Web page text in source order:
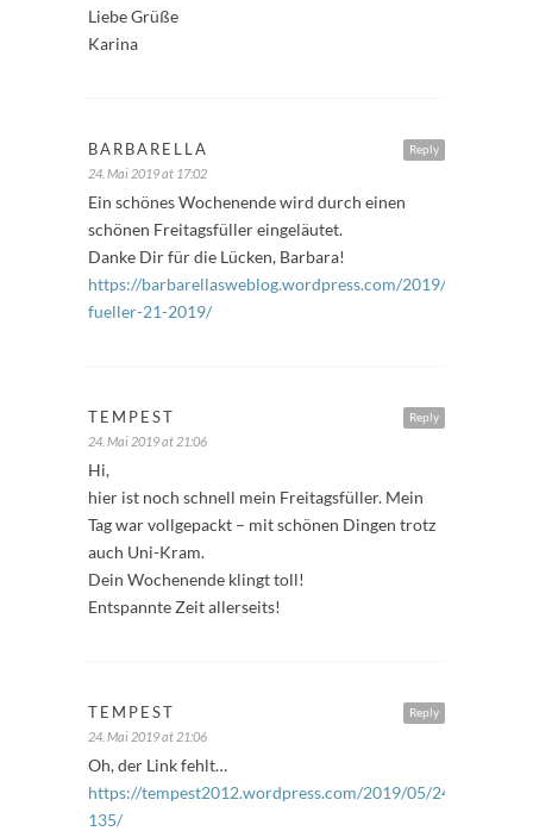
Liebe Grüße
Karina
Reply
BARBARELLA
24. Mai 2019 at 17:02
Ein schönes Wochenende wird durch einen
schönen Freitagsfüller eingeläutet.
Danke Dir für die Lücken, Barbara!
https://barbarellasweblog.wordpress.com/2019/05/24/
fueller-21-2019/
Reply
TEMPEST
24. Mai 2019 at 21:06
Hi,
hier ist noch schnell mein Freitagsfüller. Mein
Tag war vollgepackt – mit schönen Dingen trotz
auch Uni-Kram.
Dein Wochenende klingt toll!
Entspannte Zeit allerseits!
Reply
TEMPEST
24. Mai 2019 at 21:06
Oh, der Link fehlt…
https://tempest2012.wordpress.com/2019/05/24/
135/